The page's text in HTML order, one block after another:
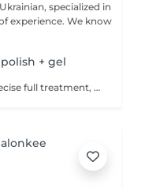
specialized in
We know
+ gel
Premium, highly technical and ultra-precise full treatment, performed mainly with an e-file to achieve a perfectly clean nail contour and apply the polish as close as possible, even slightly under the cuticle. This technique helps visually delay the regrowth by around 10 days. Visual result: -Extremely well-groomed nails, clean contours, flawless shape -Instagram / photo studio effect: neat, precise, with no visible dry skin During this service, we will also increase the length of your nails using a specialized gel material, ensuring a naturally beautiful result. This 'EXTENSION' has to be done just once, after which subsequent appointments will be designated as 'Manicure + semi-permanent/gel polish + gel reinforcement (long or fragile nails)'. We also include a gel reinforcement, as a perfect solution for flawless and long-lasting nails: -The average durability is 4 weeks!! Service content: -Removal of old semi-permanent and/or gel polish (if needed, already include in this price/service) -Very meticulous preparation of the nail plate -Removal of dead skin -Shape and file nails -Gentle cuticle care -Gel nail extension -Gel reinforcement -Correction of the nail shape -Application of semi-permanent nail polish -Application of cuticle oil and hand cream Optional : -EXTENSION longest than 4th size -> +20€ (if so please book "WITH complex design") -Price per nail for nail art on up to 5 nails (if so please book "WITH simple design") +3€/nail -Price for simple design (French, Chrome, Baby Boomer, Cat Eyes, Stickers, Foil) 6-10 nails -> +20€ -Price for complex design (3D, Hand drawings, Stamping, French with Chrome, Baby Boomer with Chrome, French with Cat Eyes) 6-10 nails -> +30€